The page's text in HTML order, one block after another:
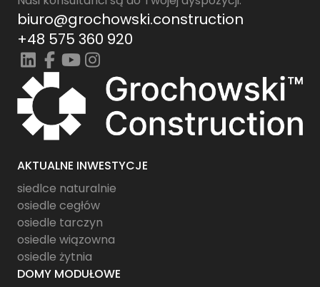
biuro@grochowski.construction
+48 575 360 920
AKTUALNE INWESTYCJE
siedlce naturalnie
osiedle cegłów
osiedle tarczyn
osiedle wiązowna
osiedle żytnia
DOMY MODUŁOWE